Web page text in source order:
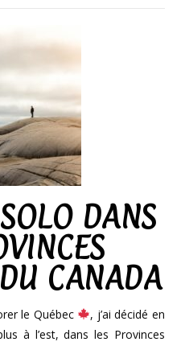
DANS
CANADA
le Québec
, j’ai décidé en
à l’est, dans les Provinces